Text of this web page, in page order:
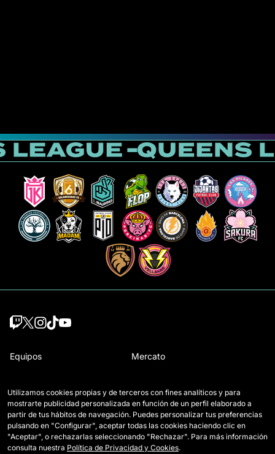
Equipos
Wildcards
Partidos
Clasificación
Mercato
Cómo se juega la Queens
Entradas
Acreditaciones Prensa
Utilizamos cookies propias y de terceros con fines analíticos y para
mostrarte publicidad personalizada en función de un perfil elaborado a
partir de tus hábitos de navegación. Puedes personalizar tus preferencias
pulsando en "Configurar", aceptar todas las cookies haciendo clic en
"Aceptar", o rechazarlas seleccionando "Rechazar". Para más información
consulta nuestra Política de Privacidad y Cookies.